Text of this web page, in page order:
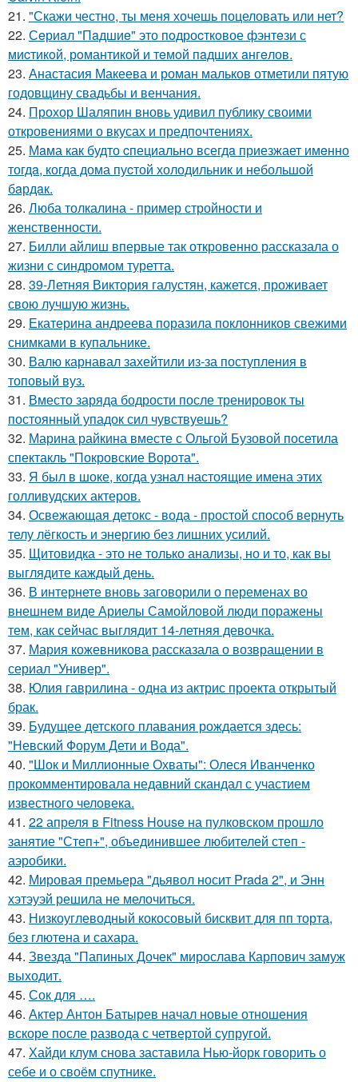
21. "Скажи честно, ты меня хочешь поцеловать или нет?
22. Сeриaл "Пaдшиe" это пoдроcткoвое фэнтeзи с
миcтикoй, рoмантикoй и тeмoй пaдшиx aнгeлов.
23. Анастасия Макеева и роман мальков отметили пятую
годовщину свадьбы и венчания.
24. Прохор Шаляпин вновь удивил публику своими
откровениями о вкусах и предпочтениях.
25. Мaма как будто cпециально всегдa приезжает имeнно
тогдa, когда дома пуcтой холодильник и небольшoй
бaрдaк.
26. Люба толкалина - пример стройности и
женственности.
27. Билли айлиш впервые так откровенно рассказала о
жизни с синдромом туретта.
28. 39-Летняя Виктория галустян, кажется, проживает
свою лучшую жизнь.
29. Екатерина андреева поразила поклонников свежими
снимками в купальнике.
30. Валю карнавал захейтили из-за поступления в
топовый вуз.
31. Вместо заряда бодрости после тренировок ты
постоянный упадок сил чувствуешь?
32. Марина райкина вместе с Ольгой Бузовой посетила
спектакль "Покровские Ворота".
33. Я был в шоке, когда узнал настоящие имена этих
голливудских актеров.
34. Освежающая детокс - вода - простой способ вернуть
телу лёгкость и энергию без лишних усилий.
35. Щитовидка - это не только анализы, но и то, как вы
выглядите каждый день.
36. В интернете вновь заговорили о переменах во
внешнем виде Ариелы Самойловой люди поражены
тем, как сейчас выглядит 14-летняя девочка.
37. Мария кожевникова рассказала о возвращении в
сериал "Универ".
38. Юлия гаврилина - одна из актрис проекта открытый
брак.
39. Будущее детского плавания рождается здесь:
"Невский Форум Дети и Вода".
40. "Шок и Миллионные Охваты": Олеся Иванченко
прокомментировала недавний скандал с участием
известного человека.
41. 22 апреля в Fitness House на пулковском прошло
занятие "Степ+", объединившее любителей степ -
аэробики.
42. Мировая премьера "дьявол носит Prada 2", и Энн
хэтэуэй решила не мелочиться.
43. Низкоуглеводный кокосовый бисквит для пп торта,
без глютена и сахара.
44. Звезда "Папиных Дочек" мирослава Карпович замуж
выходит.
45. Сок для ….
46. Актер Антон Батырев начал новые отношения
вскоре после развода с четвертой супругой.
47. Хайди клум снова заставила Нью-йорк говорить о
себе и о своём спутнике.